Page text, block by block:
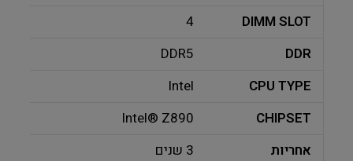
DIMM SLOT
4
DDR
DDR5
CPU TYPE
Intel
CHIPSET
Intel® Z890
אחריות
3 שנים